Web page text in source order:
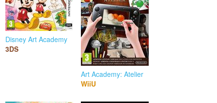
Disney Art Academy
3DS
Art Academy: Atelier
WiiU